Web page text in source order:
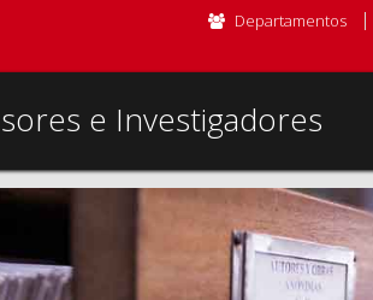
Departamentos
e Investigadores